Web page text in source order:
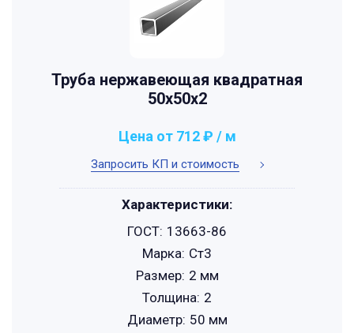
Труба нержавеющая квадратная
50х50х2
Запросить КП и стоимость
Цена от 712 ₽ / м
Характеристики:
ГОСТ: 13663-86
Марка: Ст3
Размер: 2 мм
Толщина: 2
Диаметр: 50 мм